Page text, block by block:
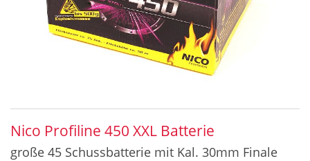
Nico Profiline 450 XXL Batterie
große 45 Schussbatterie mit Kal. 30mm Finale